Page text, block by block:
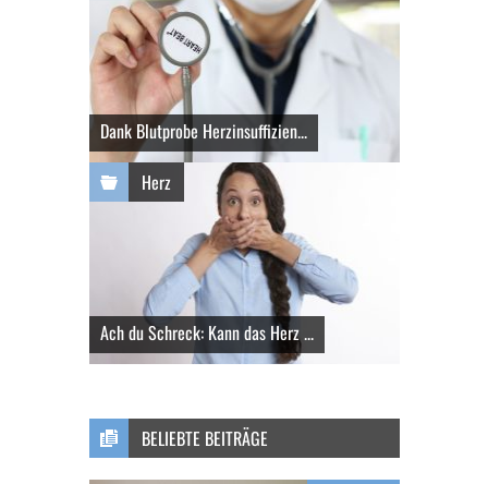
Dank Blutprobe Herzinsuffizien...
Herz
Ach du Schreck: Kann das Herz ...
BELIEBTE BEITRÄGE